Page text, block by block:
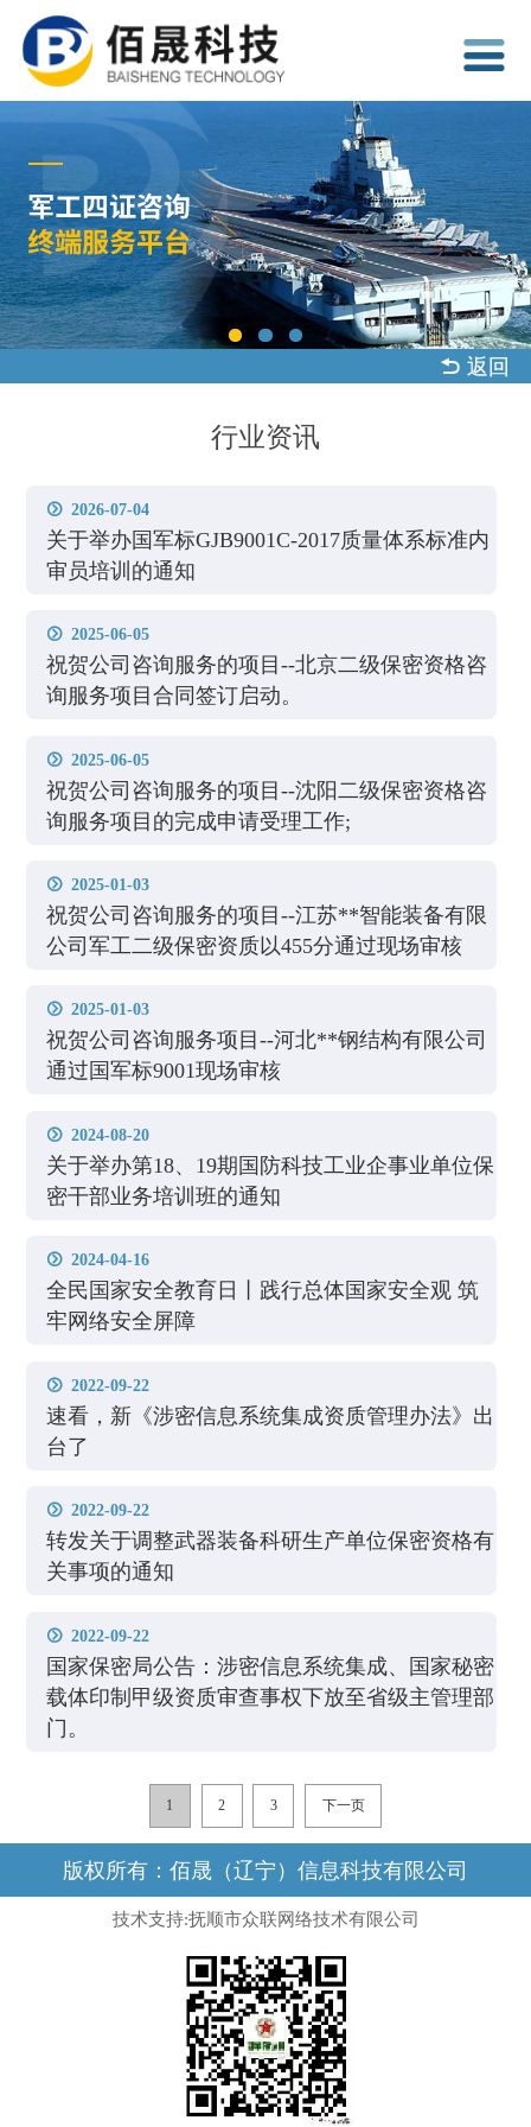
 返回
行业资讯
 2026-07-04
关于举办国军标GJB9001C-2017质量体系标准内
审员培训的通知
 2025-06-05
祝贺公司咨询服务的项目--北京二级保密资格咨
询服务项目合同签订启动。
 2025-06-05
祝贺公司咨询服务的项目--沈阳二级保密资格咨
询服务项目的完成申请受理工作;
 2025-01-03
祝贺公司咨询服务的项目--江苏**智能装备有限
公司军工二级保密资质以455分通过现场审核
 2025-01-03
祝贺公司咨询服务项目--河北**钢结构有限公司
通过国军标9001现场审核
 2024-08-20
关于举办第18、19期国防科技工业企事业单位保
密干部业务培训班的通知
 2024-04-16
全民国家安全教育日丨践行总体国家安全观 筑
牢网络安全屏障
 2022-09-22
速看，新《涉密信息系统集成资质管理办法》出
台了
 2022-09-22
转发关于调整武器装备科研生产单位保密资格有
关事项的通知
 2022-09-22
国家保密局公告：涉密信息系统集成、国家秘密
载体印制甲级资质审查事权下放至省级主管理部
门。
1 2 3 下一页
版权所有：佰晟（辽宁）信息科技有限公司
技术支持:抚顺市众联网络技术有限公司